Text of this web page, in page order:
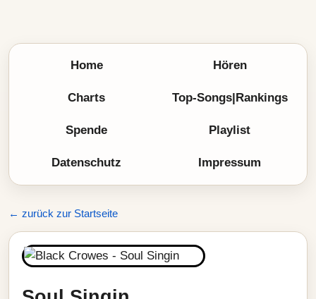
Home Hören
Charts Top-Songs|Rankings
Spende Playlist
Datenschutz Impressum
← zurück zur Startseite